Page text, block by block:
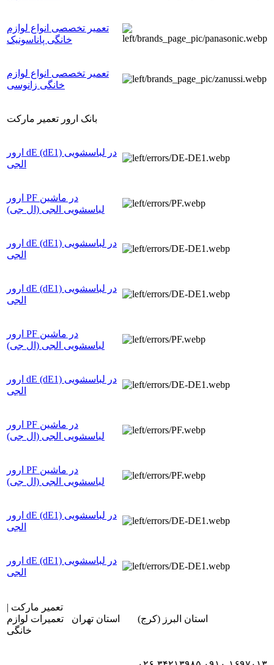
تعمیر تخصصی انواع لوازم
خانگی پاناسونیک
تعمیر تخصصی انواع لوازم
خانگی زانوسی
بانک ارور تعمیر مارکت
ارور dE (dE1) در لباسشویی
الجی
ارور PF در ماشین
لباسشویی الجی (ال جی)
ارور dE (dE1) در لباسشویی
الجی
ارور dE (dE1) در لباسشویی
الجی
ارور PF در ماشین
لباسشویی الجی (ال جی)
ارور dE (dE1) در لباسشویی
الجی
ارور PF در ماشین
لباسشویی الجی (ال جی)
ارور PF در ماشین
لباسشویی الجی (ال جی)
ارور dE (dE1) در لباسشویی
الجی
ارور dE (dE1) در لباسشویی
الجی
تعمیر مارکت |
تعمیرات لوازم
خانگی
استان تهران استان البرز (کرج)